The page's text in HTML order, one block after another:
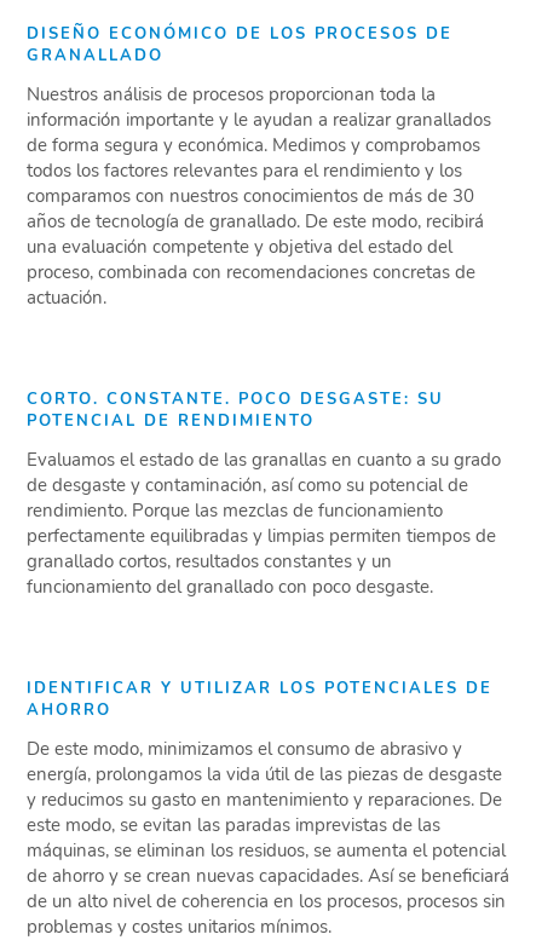
DISEÑO ECONÓMICO DE LOS PROCESOS DE
GRANALLADO
Nuestros análisis de procesos proporcionan toda la
información importante y le ayudan a realizar granallados
de forma segura y económica. Medimos y comprobamos
todos los factores relevantes para el rendimiento y los
comparamos con nuestros conocimientos de más de 30
años de tecnología de granallado. De este modo, recibirá
una evaluación competente y objetiva del estado del
proceso, combinada con recomendaciones concretas de
actuación.
CORTO. CONSTANTE. POCO DESGASTE: SU
POTENCIAL DE RENDIMIENTO
Evaluamos el estado de las granallas en cuanto a su grado
de desgaste y contaminación, así como su potencial de
rendimiento. Porque las mezclas de funcionamiento
perfectamente equilibradas y limpias permiten tiempos de
granallado cortos, resultados constantes y un
funcionamiento del granallado con poco desgaste.
IDENTIFICAR Y UTILIZAR LOS POTENCIALES DE
AHORRO
De este modo, minimizamos el consumo de abrasivo y
energía, prolongamos la vida útil de las piezas de desgaste
y reducimos su gasto en mantenimiento y reparaciones. De
este modo, se evitan las paradas imprevistas de las
máquinas, se eliminan los residuos, se aumenta el potencial
de ahorro y se crean nuevas capacidades. Así se beneficiará
de un alto nivel de coherencia en los procesos, procesos sin
problemas y costes unitarios mínimos.